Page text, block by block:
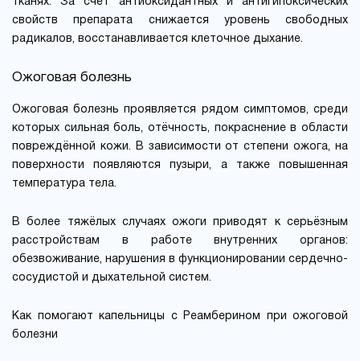
тканях. За счёт антиоксидантных и антигипоксических
свойств препарата снижается уровень свободных
радикалов, восстанавливается клеточное дыхание.
Ожоговая болезнь
Ожоговая болезнь проявляется рядом симптомов, среди
которых сильная боль, отёчность, покраснение в области
повреждённой кожи. В зависимости от степени ожога, на
поверхности появляются пузыри, а также повышенная
температура тела.
В более тяжёлых случаях ожоги приводят к серьёзным
расстройствам в работе внутренних органов:
обезвоживание, нарушения в функционировании сердечно-
сосудистой и дыхательной систем.
Как помогают капельницы с Реамберином при ожоговой
болезни